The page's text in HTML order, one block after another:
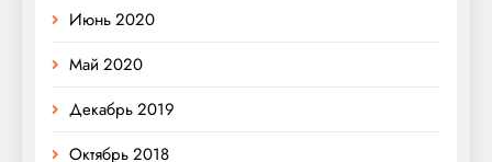
Июнь 2020
Май 2020
Декабрь 2019
Октябрь 2018